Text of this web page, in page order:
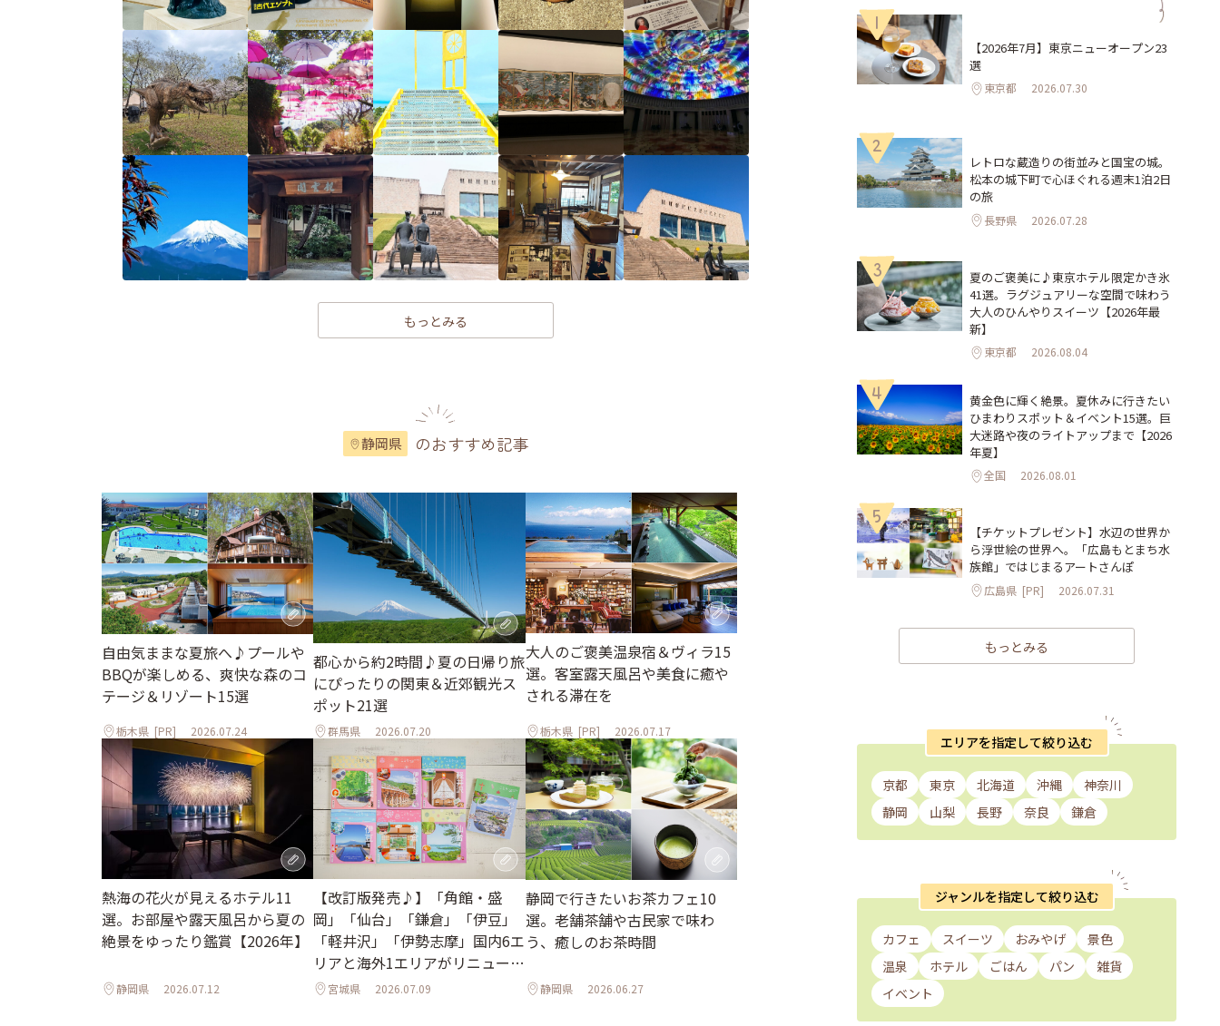
もっとみる
静岡県 のおすすめ記事
自由気ままな夏旅へ♪プールや
BBQが楽しめる、爽快な森のコ
テージ＆リゾート15選
栃木県 [PR] 2026.07.24
都心から約2時間♪夏の日帰り旅
にぴったりの関東＆近郊観光ス
ポット21選
群馬県 2026.07.20
大人のご褒美温泉宿＆ヴィラ15
選。客室露天風呂や美食に癒や
される滞在を
栃木県[PR] 2026.07.17
熱海の花火が見えるホテル11
選。お部屋や露天風呂から夏の
絶景をゆったり鑑賞【2026年】
静岡県 2026.07.12
【改訂版発売♪】「角館・盛
岡」「仙台」「鎌倉」「伊豆」
「軽井沢」「伊勢志摩」国内6エ
リアと海外1エリアがリニューア
ル宮城県 2026.07.09
静岡で行きたいお茶カフェ10
選。老舗茶舗や古民家で味わ
う、癒しのお茶時間
静岡県 2026.06.27
1
【2026年7月】東京ニューオープン23
選
東京都 2026.07.30
2
レトロな蔵造りの街並みと国宝の城。
松本の城下町で心ほぐれる週末1泊2日
の旅
長野県 2026.07.28
3
夏のご褒美に♪東京ホテル限定かき氷
41選。ラグジュアリーな空間で味わう
大人のひんやりスイーツ【2026年最
新】
東京都 2026.08.04
4
黄金色に輝く絶景。夏休みに行きたい
ひまわりスポット＆イベント15選。巨
大迷路や夜のライトアップまで【2026
年夏】
全国 2026.08.01
5
【チケットプレゼント】水辺の世界か
ら浮世絵の世界へ。「広島もとまち水
族館」ではじまるアートさんぽ
広島県 [PR] 2026.07.31
もっとみる
エリアを指定して絞り込む
京都 東京 北海道 沖縄
神奈川
静岡
山梨 長野 奈良 鎌倉
ジャンルを指定して絞り込む
カフェ スイーツ おみやげ
景色
温泉
ホテル ごはん パン
雑貨
イベント